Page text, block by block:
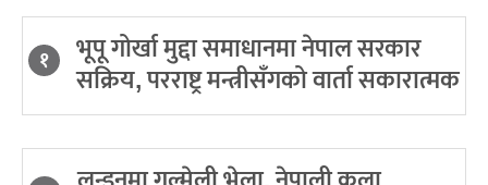
१ भूपू गोर्खा मुद्दा समाधानमा नेपाल सरकार
सक्रिय, परराष्ट्र मन्त्रीसँगको वार्ता सकारात्मक